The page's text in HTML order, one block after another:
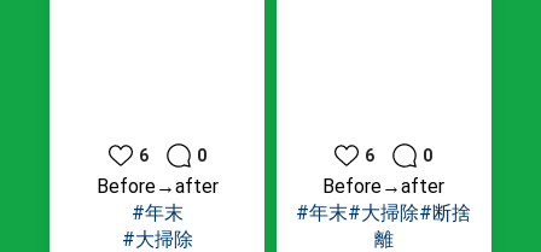
6 0
Before→after
#年末
#大掃除
6 0
Before→after
#年末#大掃除#断捨
離